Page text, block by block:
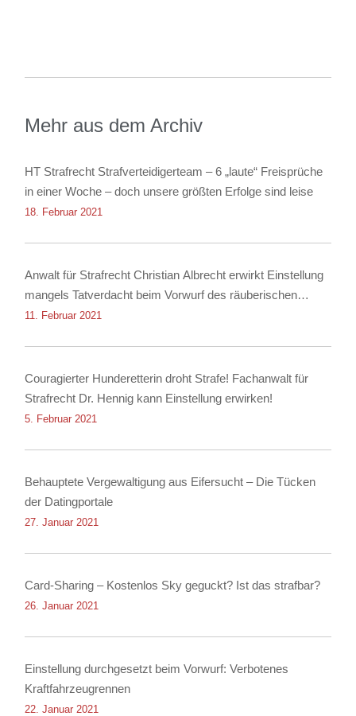
Mehr aus dem Archiv
HT Strafrecht Strafverteidigerteam – 6 „laute“ Freisprüche
in einer Woche – doch unsere größten Erfolge sind leise
18. Februar 2021
Anwalt für Strafrecht Christian Albrecht erwirkt Einstellung
mangels Tatverdacht beim Vorwurf des räuberischen
Diebstahls sowie der Körperverletzung
11. Februar 2021
Couragierter Hunderetterin droht Strafe! Fachanwalt für
Strafrecht Dr. Hennig kann Einstellung erwirken!
5. Februar 2021
Behauptete Vergewaltigung aus Eifersucht – Die Tücken
der Datingportale
27. Januar 2021
Card-Sharing – Kostenlos Sky geguckt? Ist das strafbar?
26. Januar 2021
Einstellung durchgesetzt beim Vorwurf: Verbotenes
Kraftfahrzeugrennen
22. Januar 2021